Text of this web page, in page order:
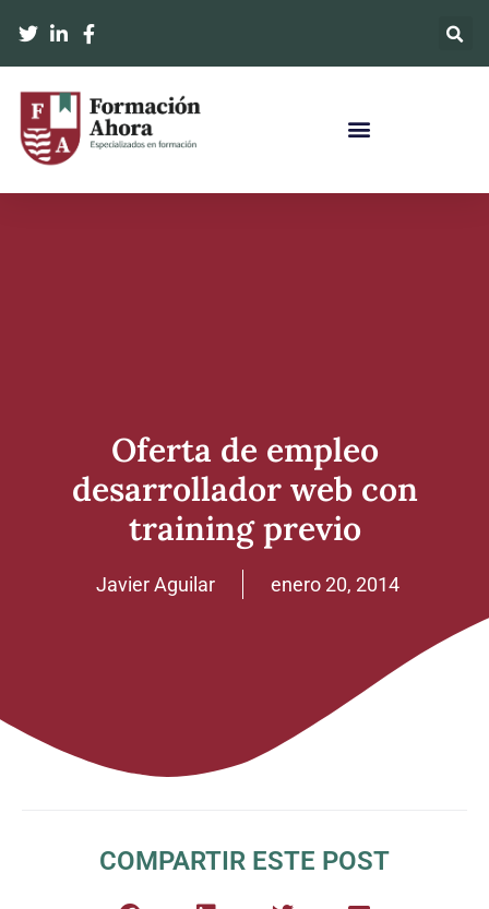
Oferta de empleo
desarrollador web con
training previo
Javier Aguilar enero 20, 2014
COMPARTIR ESTE POST